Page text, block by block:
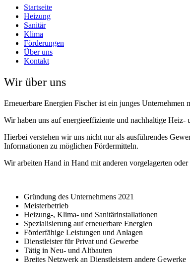
Startseite
Heizung
Sanitär
Klima
Förderungen
Über uns
Kontakt
Wir über uns
Erneuerbare Energien Fischer ist ein junges
Wir haben uns auf energieeffiziente und nachhaltige
Hierbei verstehen wir uns nicht nur als ausführendes
Informationen zu möglichen Fördermitteln.
Wir arbeiten Hand in Hand mit anderen vorgelagerten
Gründung des Unternehmens 2021
Meisterbetrieb
Heizung-, Klima- und Sanitärinstallationen
Spezialisierung auf erneuerbare Energien
Förderfähige Leistungen und Anlagen
Dienstleister für Privat und Gewerbe
Tätig in Neu- und Altbauten
Breites Netzwerk an Dienstleistern andere Gewerke